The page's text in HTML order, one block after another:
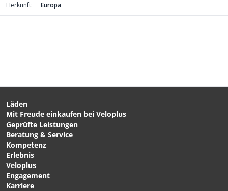
Herkunft: Europa
Läden
Mit Freude einkaufen bei Veloplus
Geprüfte Leistungen
Beratung & Service
Kompetenz
Erlebnis
Veloplus
Engagement
Karriere